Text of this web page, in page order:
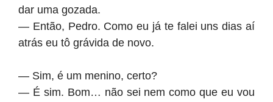
dar uma gozada.
— Então, Pedro. Como eu já te falei uns dias aí
atrás eu tô grávida de novo.
— Sim, é um menino, certo?
— É sim. Bom… não sei nem como que eu vou